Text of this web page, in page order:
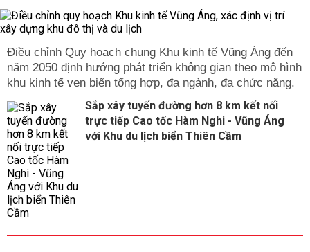
Điều chỉnh Quy hoạch chung Khu kinh tế Vũng Áng đến
năm 2050 định hướng phát triển không gian theo mô hình
khu kinh tế ven biển tổng hợp, đa ngành, đa chức năng.
Sắp xây tuyến đường hơn 8 km kết nối
trực tiếp Cao tốc Hàm Nghi - Vũng Áng
với Khu du lịch biển Thiên Cầm